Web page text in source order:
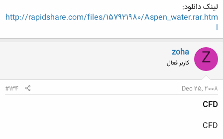
لینک دانلود:
http://rapidshare.com/files/157921980/Aspen_water.rar.htm
l
Z
zoha
کاربر فعال
Dec 25, 2008
#134
CFD
CFD